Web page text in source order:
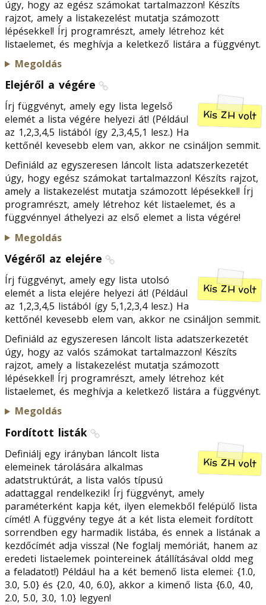
úgy, hogy az egész számokat tartalmazzon! Készíts
rajzot, amely a listakezelést mutatja számozott
lépésekkel! Írj programrészt, amely létrehoz két
listaelemet, és meghívja a keletkező listára a függvényt.
Megoldás
Elejéről a végére
Kis ZH volt
Írj függvényt, amely egy lista legelső
elemét a lista végére helyezi át! (Például
az 1,2,3,4,5 listából így 2,3,4,5,1 lesz.) Ha
kettőnél kevesebb elem van, akkor ne csináljon semmit.
Definiáld az egyszeresen láncolt lista adatszerkezetét
úgy, hogy egész számokat tartalmazzon! Készíts rajzot,
amely a listakezelést mutatja számozott lépésekkel! Írj
programrészt, amely létrehoz két listaelemet, és a
függvénnyel áthelyezi az első elemet a lista végére!
Megoldás
Végéről az elejére
Kis ZH volt
Írj függvényt, amely egy lista utolsó
elemét a lista elejére helyezi át! (Például
az 1,2,3,4,5 listából így 5,1,2,3,4 lesz.) Ha
kettőnél kevesebb elem van, akkor ne csináljon semmit.
Definiáld az egyszeresen láncolt lista adatszerkezetét
úgy, hogy az valós számokat tartalmazzon! Készíts
rajzot, amely a listakezelést mutatja számozott
lépésekkel! Írj programrészt, amely létrehoz két
listaelemet, és meghívja a keletkező listára a függvényt.
Megoldás
Fordított listák
Kis ZH volt
Definiálj egy irányban láncolt lista
elemeinek tárolására alkalmas
adatstruktúrát, a lista valós típusú
adattaggal rendelkezik! Írj függvényt, amely
paraméterként kapja két, ilyen elemekből felépülő lista
címét! A függvény tegye át a két lista elemeit fordított
sorrendben egy harmadik listába, és ennek a listának a
kezdőcímét adja vissza! (Ne foglalj memóriát, hanem az
eredeti listaelemek pointereinek átállításával oldd meg
a feladatot!) Például ha a két bemenő lista elemei: {1.0,
3.0, 5.0} és {2.0, 4.0, 6.0}, akkor a kimenő lista {6.0, 4.0,
2.0, 5.0, 3.0, 1.0} legyen!